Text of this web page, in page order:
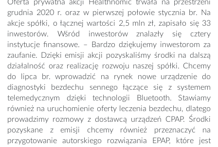
Oferta prywatna akcji Healthnomic trwała na przestrzeni
grudnia 2020 r. oraz w pierwszej połowie stycznia br. Na
akcje spółki, o łącznej wartości 2,5 mln zł, zapisało się 33
inwestorów. Wśród inwestorów znalazły się cztery
instytucje finansowe. – Bardzo dziękujemy inwestorom za
zaufanie. Dzięki emisji akcji pozyskaliśmy środki na dalszą
działalność oraz realizację rozwoju naszej spółki. Chcemy
do lipca br. wprowadzić na rynek nowe urządzenie do
diagnostyki bezdechu sennego łączące się z systemem
telemedycznym dzięki technologii Bluetooth. Stawiamy
również na uruchomienie oferty leczenia bezdechu, dlatego
prowadzimy rozmowy z dostawcą urządzeń CPAP. Środki
pozyskane z emisji chcemy również przeznaczyć na
przygotowanie autorskiego rozwiązania EPAP, które jest